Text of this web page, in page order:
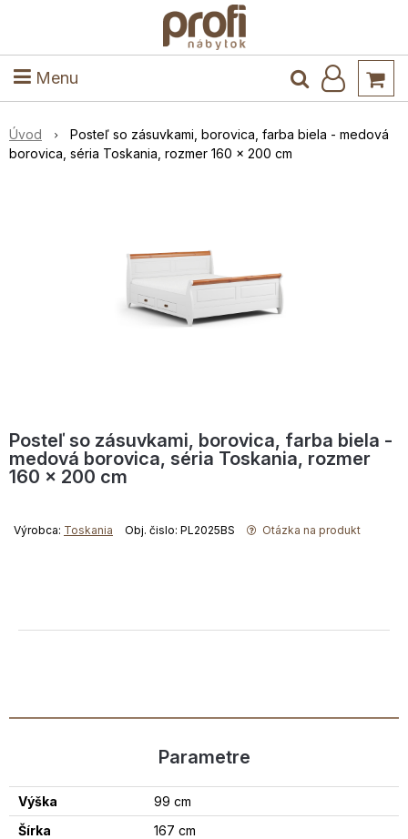
Menu
Kuchyňa a jedáleň
Úvod
Posteľ so zásuvkami, borovica, farba biela - medová
borovica, séria Toskania, rozmer 160 x 200 cm
Posteľ so zásuvkami, borovica, farba biela -
medová borovica, séria Toskania, rozmer
160 x 200 cm
Výrobca: Toskania Obj. čislo: PL2025BS Otázka na produkt
Parametre
Výška
99 cm
Šírka
167 cm